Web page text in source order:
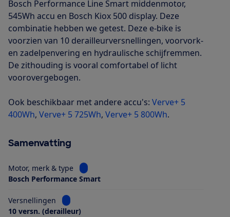
Bosch Performance Line Smart middenmotor,
545Wh accu en Bosch Kiox 500 display. Deze
combinatie hebben we getest. Deze e-bike is
voorzien van 10 derailleurversnellingen, voorvork-
en zadelpenvering en hydraulische schijfremmen.
De zithouding is vooral comfortabel of licht
voorovergebogen.
Ook beschikbaar met andere accu's: Verve+ 5
400Wh, Verve+ 5 725Wh, Verve+ 5 800Wh.
Samenvatting
Motor, merk & type
Bekijk informatie voor Motor, merk & type
Bosch Performance Smart
Versnellingen
Bekijk informatie voor Versnellingen
10 versn. (derailleur)